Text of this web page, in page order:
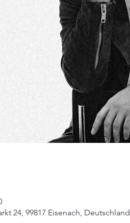
24, 99817 Eisenach, Deutschland